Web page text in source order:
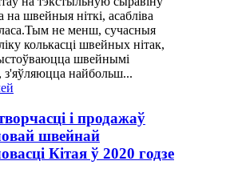
на швейныя ніткі, асабліва
не менш, сучасныя
колькасці швейных нітак,
швейнымі
з'яўляюцца найбольш...
і продажаў
швейнай
Кітая ў 2020 годзе